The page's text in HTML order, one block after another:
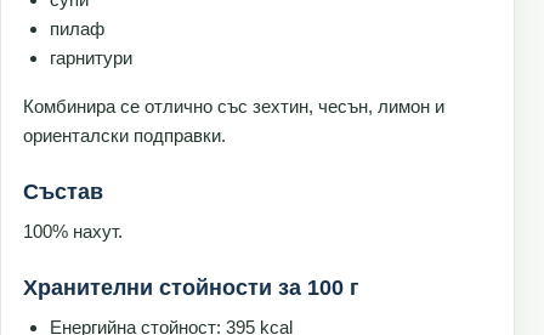
пилаф
гарнитури
Комбинира се отлично със зехтин, чесън, лимон и
ориенталски подправки.
Състав
100% нахут.
Хранителни стойности за 100 г
Енергийна стойност: 395 kcal